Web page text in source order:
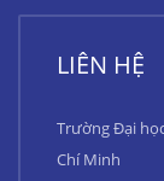
LIÊN HỆ
Trường Đại
Chí Minh